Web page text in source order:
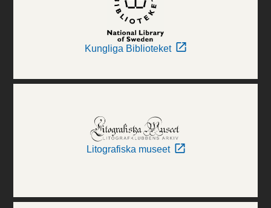
Kungliga Biblioteket
Litografiska museet